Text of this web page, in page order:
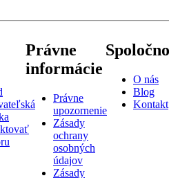
Právne
informácie
Právne
upozornenie
Zásady
ochrany
osobných
údajov
Zásady
O nás
Blog
Kontakt